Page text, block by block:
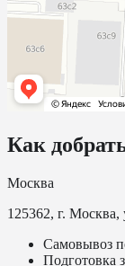
Как
Москва
125362, г.
Самовывоз
Подготовка